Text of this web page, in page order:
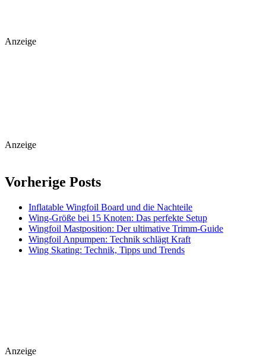
Anzeige
Anzeige
Vorherige Posts
Inflatable Wingfoil Board und die Nachteile
Wing-Größe bei 15 Knoten: Das perfekte Setup
Wingfoil Mastposition: Der ultimative Trimm-Guide
Wingfoil Anpumpen: Technik schlägt Kraft
Wing Skating: Technik, Tipps und Trends
Anzeige